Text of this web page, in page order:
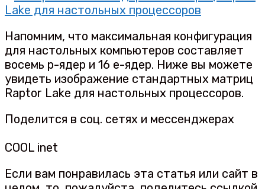
Напомним, что максимальная конфигурация
для настольных компьютеров составляет
восемь p-ядер и 16 e-ядер. Ниже вы можете
увидеть изображение стандартных матриц
Raptor Lake для настольных процессоров.
Поделится в соц. сетях и мессенджерах
COOL inet
Если вам понравилась эта статья или сайт в